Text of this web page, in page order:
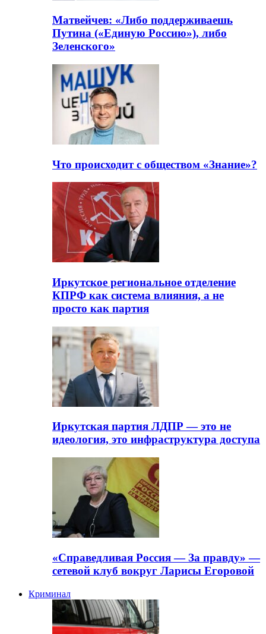
Матвейчев: «Либо поддерживаешь
Путина («Единую Россию»), либо
Зеленского»
Что происходит с обществом «Знание»?
Иркутское региональное отделение
КПРФ как система влияния, а не
просто как партия
Иркутская партия ЛДПР — это не
идеология, это инфраструктура доступа
«Справедливая Россия — За правду» —
сетевой клуб вокруг Ларисы Егоровой
Криминал